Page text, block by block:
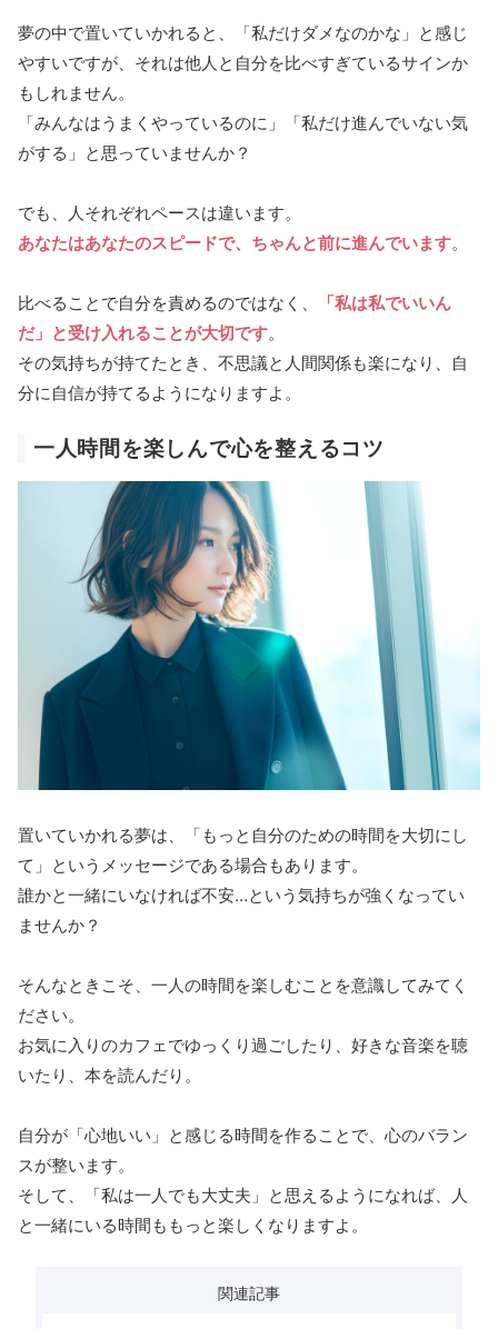
夢の中で置いていかれると、「私だけダメなのかな」と感じ
やすいですが、それは他人と自分を比べすぎているサインか
もしれません。
「みんなはうまくやっているのに」「私だけ進んでいない気
がする」と思っていませんか？
でも、人それぞれペースは違います。
あなたはあなたのスピードで、ちゃんと前に進んでいます。
比べることで自分を責めるのではなく、
「私は私でいいん
だ」と受け入れることが大切です。
その気持ちが持てたとき、不思議と人間関係も楽になり、自
分に自信が持てるようになりますよ。
一人時間を楽しんで心を整えるコツ
置いていかれる夢は、「もっと自分のための時間を大切にし
て」というメッセージである場合もあります。
誰かと一緒にいなければ不安…という気持ちが強くなってい
ませんか？
そんなときこそ、一人の時間を楽しむことを意識してみてく
ださい。
お気に入りのカフェでゆっくり過ごしたり、好きな音楽を聴
いたり、本を読んだり。
自分が「心地いい」と感じる時間を作ることで、心のバラン
スが整います。
そして、「私は一人でも大丈夫」と思えるようになれば、人
と一緒にいる時間ももっと楽しくなりますよ。
関連記事